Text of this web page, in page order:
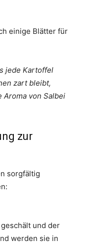
einige Blätter für
jede Kartoffel
zart bleibt,
Aroma von Salbei
zur
sorgfältig
und der
werden sie in